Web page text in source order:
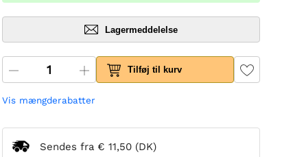
Lagermeddelelse
Tilføj til kurv
Vis mængderabatter
Sendes fra € 11,50 (DK)